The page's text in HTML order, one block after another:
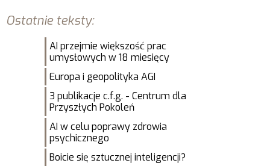
Ostatnie teksty:
AI przejmie większość prac
umysłowych w 18 miesięcy
Europa i geopolityka AGI
3 publikacje c.f.g. - Centrum dla
Przyszłych Pokoleń
AI w celu poprawy zdrowia
psychicznego
Boicie się sztucznej inteligencji?